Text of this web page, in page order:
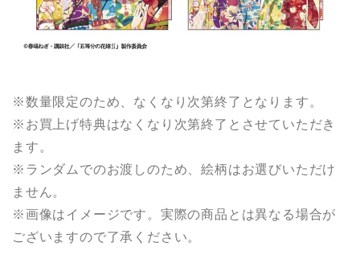
※数量限定のため、なくなり次第終了となります。
※お買上げ特典はなくなり次第終了とさせていただき
ます。
※ランダムでのお渡しのため、絵柄はお選びいただけ
ません。
※画像はイメージです。実際の商品とは異なる場合が
ございますので了承ください。